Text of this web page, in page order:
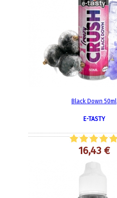
Black Down 50ml
E-TASTY
16,43 €